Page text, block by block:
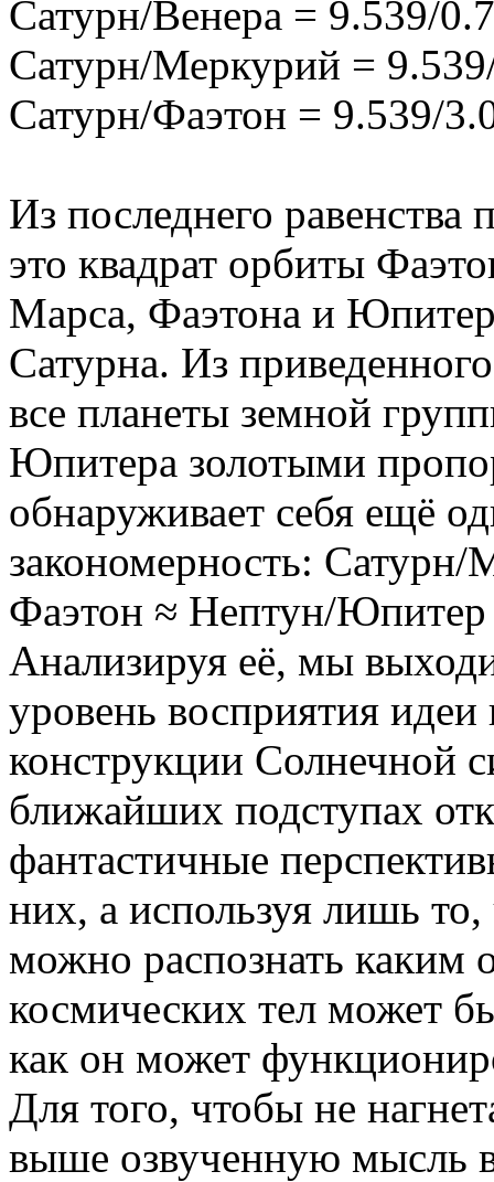
Сатурн/Венера = 9.539/
Сатурн/Меркурий =
Сатурн/Фаэтон = 9.539/
Из последнего равенства
это квадрат орбиты
Марса, Фаэтона и
Сатурна. Из
все планеты земной
Юпитера золотыми
обнаруживает себя ещё
закономерность:
Фаэтон ≈ Нептун/
Анализируя её, мы
уровень восприятия
конструкции Солнечной
ближайших подступах
фантастичные
них, а используя лишь
можно распознать каким
космических тел может
как он может
Для того, чтобы не
выше озвученную мысль